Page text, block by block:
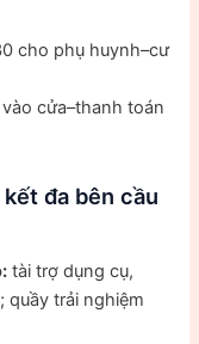
cho phụ huynh–cư
cửa–thanh toán
đa bên cầu
tài trợ dụng cụ,
quầy trải nghiệm